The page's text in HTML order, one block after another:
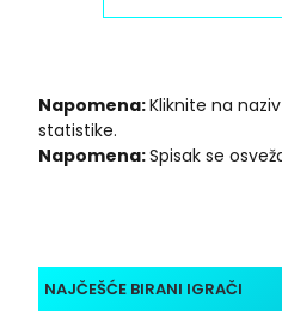
Napomena:Kliknite na
statistike.
Napomena:Spisak se
NAJČEŠĆE BIRANI IGRAČI